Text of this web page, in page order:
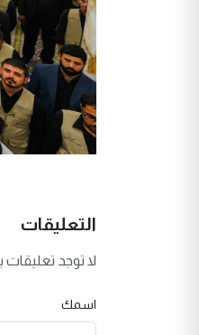
التعليقات
لا توجد
اسمك